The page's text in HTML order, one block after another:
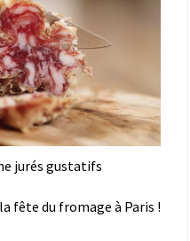
jurés gustatifs
fête du fromage à Paris !